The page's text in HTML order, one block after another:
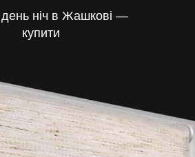
ніч в Жашкові —
купити